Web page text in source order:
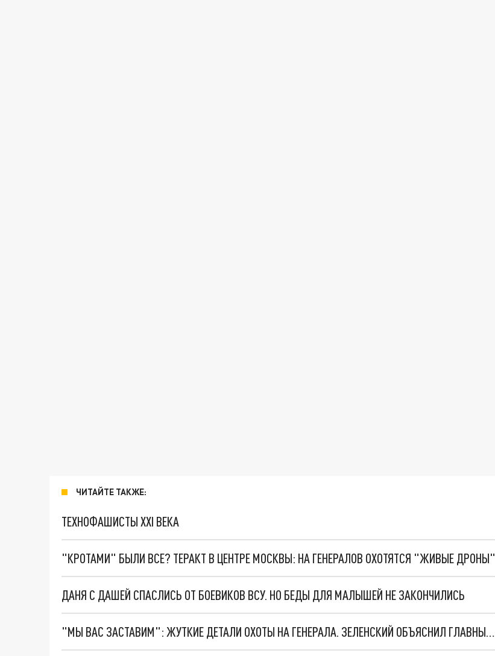
ЧИТАЙТЕ ТАКЖЕ:
ТЕХНОФАШИСТЫ XXI ВЕКА
"КРОТАМИ" БЫЛИ ВСЕ? ТЕРАКТ В ЦЕНТРЕ МОСКВЫ: НА ГЕНЕРАЛОВ ОХОТЯТСЯ "ЖИВЫЕ ДРОНЫ"
ДАНЯ С ДАШЕЙ СПАСЛИСЬ ОТ БОЕВИКОВ ВСУ. НО БЕДЫ ДЛЯ МАЛЫШЕЙ НЕ ЗАКОНЧИЛИСЬ
"МЫ ВАС ЗАСТАВИМ": ЖУТКИЕ ДЕТАЛИ ОХОТЫ НА ГЕНЕРАЛА. ЗЕЛЕНСКИЙ ОБЪЯСНИЛ ГЛАВНЫЙ СМЫСЛ ТЕРАКТА В ЦЕНТРЕ МОСКВЫ